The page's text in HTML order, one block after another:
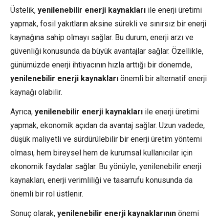
Üstelik, yenilenebilir enerji kaynakları ile enerji üretimi
yapmak, fosil yakıtların aksine sürekli ve sınırsız bir enerji
kaynağına sahip olmayı sağlar. Bu durum, enerji arzı ve
güvenliği konusunda da büyük avantajlar sağlar. Özellikle,
günümüzde enerji ihtiyacının hızla arttığı bir dönemde,
yenilenebilir enerji kaynakları önemli bir alternatif enerji
kaynağı olabilir.
Ayrıca, yenilenebilir enerji kaynakları ile enerji üretimi
yapmak, ekonomik açıdan da avantaj sağlar. Uzun vadede,
düşük maliyetli ve sürdürülebilir bir enerji üretim yöntemi
olması, hem bireysel hem de kurumsal kullanıcılar için
ekonomik faydalar sağlar. Bu yönüyle, yenilenebilir enerji
kaynakları, enerji verimliliği ve tasarrufu konusunda da
önemli bir rol üstlenir.
Sonuç olarak, yenilenebilir enerji kaynaklarının önemi